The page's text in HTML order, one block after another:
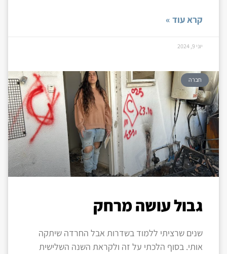
קרא עוד »
יוני 9, 2024
חברה
גבול עושה מרחק
שנים שרציתי ללמוד בשדרות אבל החרדה שיתקה
אותי. בסוף הלכתי על זה ולקראת השנה השלישית